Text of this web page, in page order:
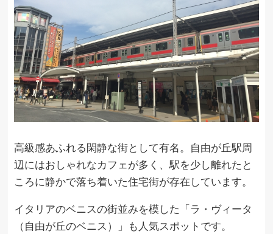
高級感あふれる閑静な街として有名。自由が丘駅周
辺にはおしゃれなカフェが多く、駅を少し離れたと
ころに静かで落ち着いた住宅街が存在しています。
イタリアのベニスの街並みを模した「ラ・ヴィータ
（自由が丘のベニス）」も人気スポットです。